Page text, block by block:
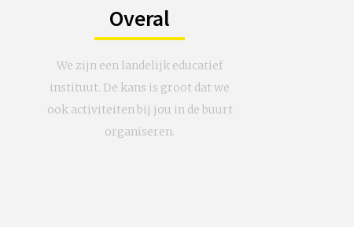
Overal
We zijn een landelijk educatief
instituut. De kans is groot dat we
ook activiteiten bij jou in de buurt
organiseren.